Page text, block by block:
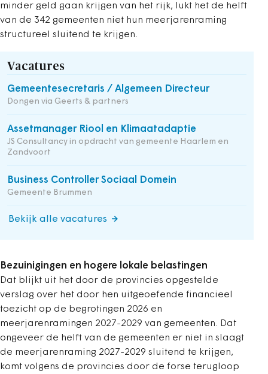
minder geld gaan krijgen van het rijk, lukt het de helft
van de 342 gemeenten niet hun meerjarenraming
structureel sluitend te krijgen.
Vacatures
Gemeentesecretaris / Algemeen Directeur
Dongen via Geerts & partners
Assetmanager Riool en Klimaatadaptie
JS Consultancy in opdracht van gemeente Haarlem en
Zandvoort
Business Controller Sociaal Domein
Gemeente Brummen
Bekijk alle vacatures
Bezuinigingen en hogere lokale belastingen
Dat blijkt uit het door de provincies opgestelde
verslag over het door hen uitgeoefende financieel
toezicht op de begrotingen 2026 en
meerjarenramingen 2027-2029 van gemeenten. Dat
ongeveer de helft van de gemeenten er niet in slaagt
de meerjarenraming 2027-2029 sluitend te krijgen,
komt volgens de provincies door de forse terugloop